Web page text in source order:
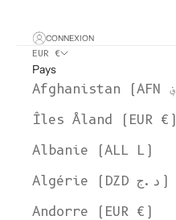
CONNEXION
EUR €
Pays
Îles Åland (EUR €)
Albanie (ALL L)
Algérie (DZD د.ج)
Andorre (EUR €)